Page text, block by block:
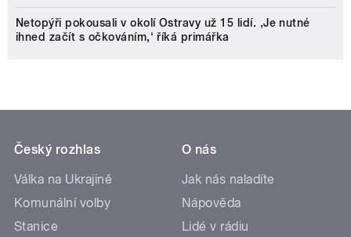
Netopýři pokousali v okolí Ostravy už 15 lidí. ‚Je nutné
ihned začít s očkováním,‘ říká primářka
Český rozhlas
Válka na Ukrajině
Komunální volby
Stanice
O nás
Jak nás naladíte
Nápověda
Lidé v rádiu